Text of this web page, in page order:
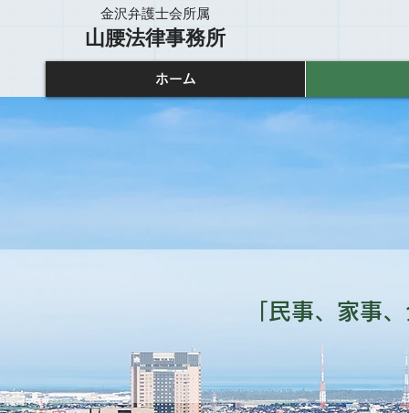
金沢弁護士会所属
山腰法律事務所
ホーム
「民事、家事